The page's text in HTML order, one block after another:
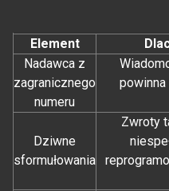
Element
Nadawca z
zagranicznego
numeru
Dziwne
sformułowania
Zwroty